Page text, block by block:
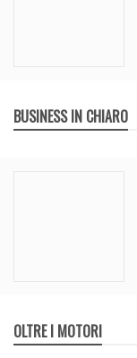
BUSINESS IN CHIARO
OLTRE I MOTORI